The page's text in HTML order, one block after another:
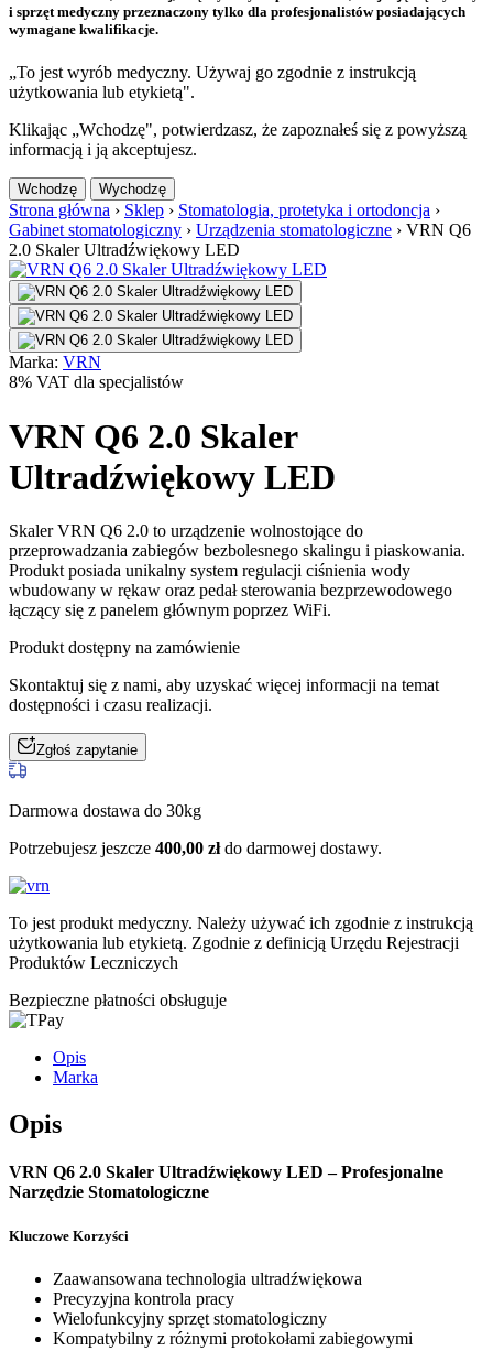
i sprzęt medyczny przeznaczony tylko dla profesjonalistów posiadających
wymagane kwalifikacje.
„To jest wyrób medyczny. Używaj go zgodnie z instrukcją
użytkowania lub etykietą".
Klikając „Wchodzę", potwierdzasz, że zapoznałeś się z powyższą
informacją i ją akceptujesz.
Wchodzę Wychodzę
Strona główna › Sklep › Stomatologia, protetyka i ortodoncja ›
Gabinet stomatologiczny › Urządzenia stomatologiczne › VRN Q6
2.0 Skaler Ultradźwiękowy LED
Marka: VRN
8% VAT dla specjalistów
VRN Q6 2.0 Skaler
Ultradźwiękowy LED
Skaler VRN Q6 2.0 to urządzenie wolnostojące do
przeprowadzania zabiegów bezbolesnego skalingu i piaskowania.
Produkt posiada unikalny system regulacji ciśnienia wody
wbudowany w rękaw oraz pedał sterowania bezprzewodowego
łączący się z panelem głównym poprzez WiFi.
Produkt dostępny na zamówienie
Skontaktuj się z nami, aby uzyskać więcej informacji na temat
dostępności i czasu realizacji.
Zgłoś zapytanie
Darmowa dostawa do 30kg
Potrzebujesz jeszcze 400,00 złdo darmowej dostawy.
To jest produkt medyczny. Należy używać ich zgodnie z instrukcją
użytkowania lub etykietą. Zgodnie z definicją Urzędu Rejestracji
Produktów Leczniczych
Bezpieczne płatności obsługuje
Opis
Marka
Opis
VRN Q6 2.0 Skaler Ultradźwiękowy LED – Profesjonalne
Narzędzie Stomatologiczne
Kluczowe Korzyści
Zaawansowana technologia ultradźwiękowa
Precyzyjna kontrola pracy
Wielofunkcyjny sprzęt stomatologiczny
Kompatybilny z różnymi protokołami zabiegowymi